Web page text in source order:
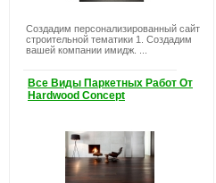
Создадим персонализированный сайт
строительной тематики 1. Создадим
вашей компании имидж. ...
Все Виды Паркетных Работ От
Hardwood Concept